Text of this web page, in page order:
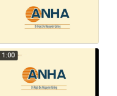
1:00